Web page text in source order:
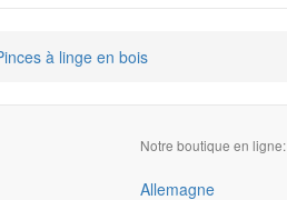
à linge en bois
Notre boutique en ligne:
Allemagne